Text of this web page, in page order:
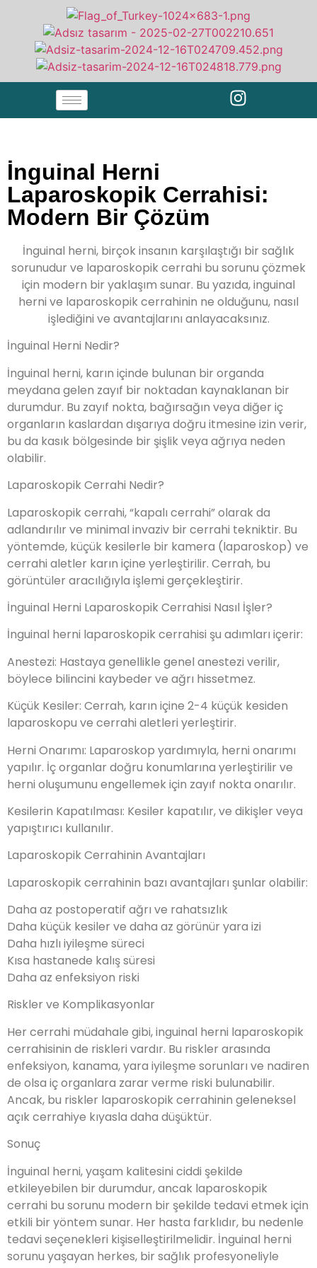
İnguinal Herni
Laparoskopik Cerrahisi:
Modern Bir Çözüm
İnguinal herni, birçok insanın karşılaştığı bir sağlık
sorunudur ve laparoskopik cerrahi bu sorunu çözmek
için modern bir yaklaşım sunar. Bu yazıda, inguinal
herni ve laparoskopik cerrahinin ne olduğunu, nasıl
işlediğini ve avantajlarını anlayacaksınız.
İnguinal Herni Nedir?
İnguinal herni, karın içinde bulunan bir organda
meydana gelen zayıf bir noktadan kaynaklanan bir
durumdur. Bu zayıf nokta, bağırsağın veya diğer iç
organların kaslardan dışarıya doğru itmesine izin verir,
bu da kasık bölgesinde bir şişlik veya ağrıya neden
olabilir.
Laparoskopik Cerrahi Nedir?
Laparoskopik cerrahi, “kapalı cerrahi” olarak da
adlandırılır ve minimal invaziv bir cerrahi tekniktir. Bu
yöntemde, küçük kesilerle bir kamera (laparoskop) ve
cerrahi aletler karın içine yerleştirilir. Cerrah, bu
görüntüler aracılığıyla işlemi gerçekleştirir.
İnguinal Herni Laparoskopik Cerrahisi Nasıl İşler?
İnguinal herni laparoskopik cerrahisi şu adımları içerir:
Anestezi: Hastaya genellikle genel anestezi verilir,
böylece bilincini kaybeder ve ağrı hissetmez.
Küçük Kesiler: Cerrah, karın içine 2-4 küçük kesiden
laparoskopu ve cerrahi aletleri yerleştirir.
Herni Onarımı: Laparoskop yardımıyla, herni onarımı
yapılır. İç organlar doğru konumlarına yerleştirilir ve
herni oluşumunu engellemek için zayıf nokta onarılır.
Kesilerin Kapatılması: Kesiler kapatılır, ve dikişler veya
yapıştırıcı kullanılır.
Laparoskopik Cerrahinin Avantajları
Laparoskopik cerrahinin bazı avantajları şunlar olabilir:
Daha az postoperatif ağrı ve rahatsızlık
Daha küçük kesiler ve daha az görünür yara izi
Daha hızlı iyileşme süreci
Kısa hastanede kalış süresi
Daha az enfeksiyon riski
Riskler ve Komplikasyonlar
Her cerrahi müdahale gibi, inguinal herni laparoskopik
cerrahisinin de riskleri vardır. Bu riskler arasında
enfeksiyon, kanama, yara iyileşme sorunları ve nadiren
de olsa iç organlara zarar verme riski bulunabilir.
Ancak, bu riskler laparoskopik cerrahinin geleneksel
açık cerrahiye kıyasla daha düşüktür.
Sonuç
İnguinal herni, yaşam kalitesini ciddi şekilde
etkileyebilen bir durumdur, ancak laparoskopik
cerrahi bu sorunu modern bir şekilde tedavi etmek için
etkili bir yöntem sunar. Her hasta farklıdır, bu nedenle
tedavi seçenekleri kişiselleştirilmelidir. İnguinal herni
sorunu yaşayan herkes, bir sağlık profesyoneliyle